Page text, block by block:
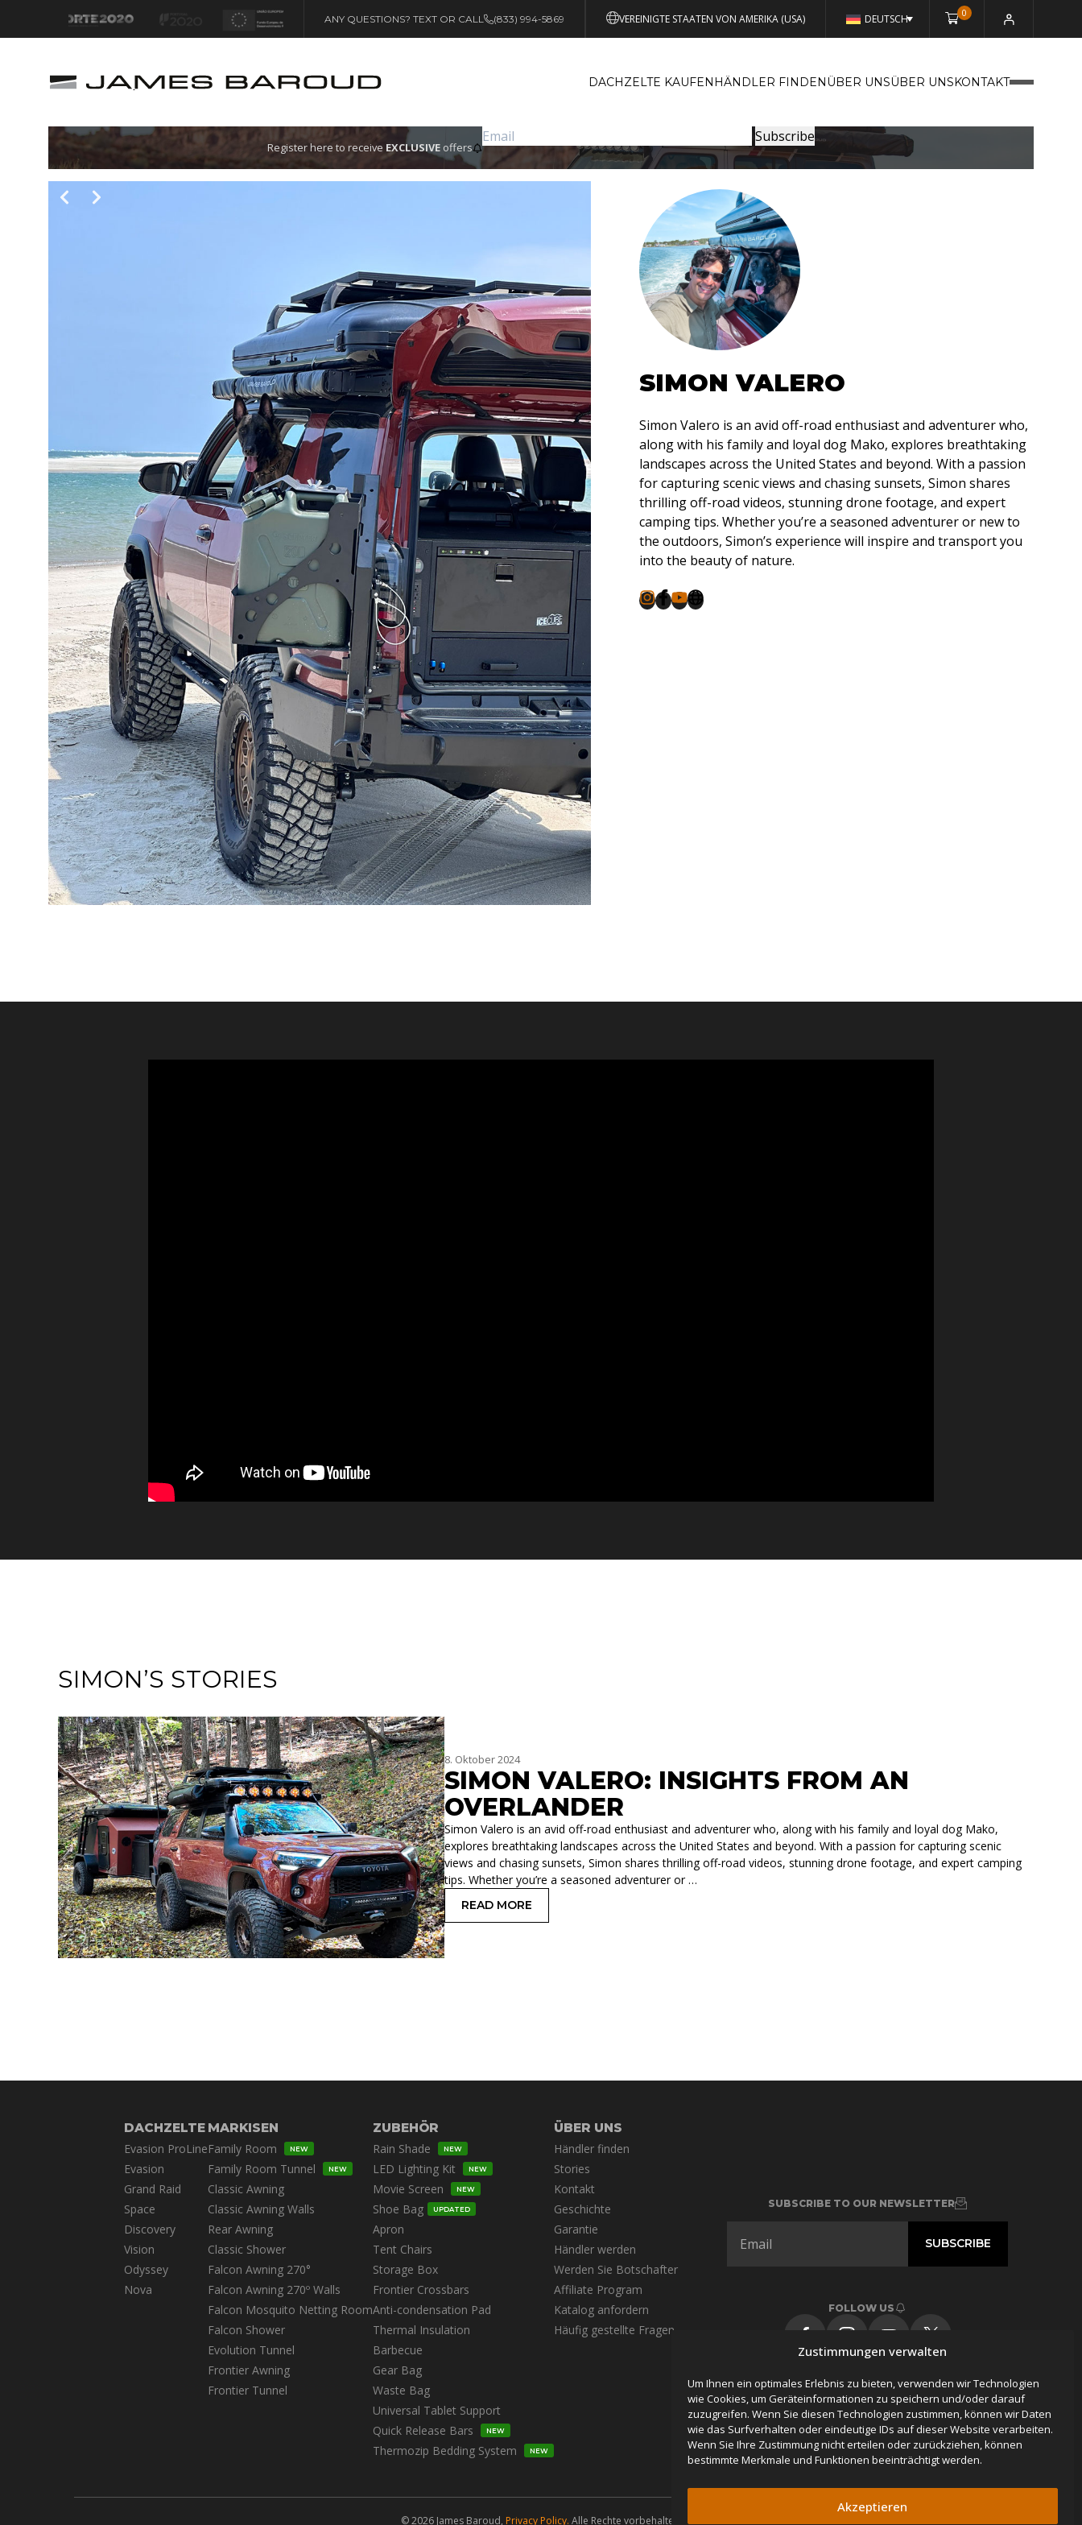
Zustimmungen verwalten
Um Ihnen ein optimales Erlebnis zu bieten, verwenden wir Technologien
wie Cookies, um Geräteinformationen zu speichern und/oder darauf
zuzugreifen. Wenn Sie diesen Technologien zustimmen, können wir Daten
wie das Surfverhalten oder eindeutige IDs auf dieser Website verarbeiten.
Wenn Sie Ihre Zustimmung nicht erteilen oder zurückziehen, können
bestimmte Merkmale und Funktionen beeinträchtigt werden.
Akzeptieren
VEREINIGTE STAATEN VON AMERIKA (USA)
ANY QUESTIONS? TEXT OR CALL (833) 994-5869 DEUTSCH 0
Let's go! DACHZELTE KAUFENHÄNDLER FINDENÜBER UNSÜBER UNSKONTAKT
Register here to receive EXCLUSIVE offers
SIMON VALERO
Simon Valero is an avid off-road enthusiast and adventurer who,
along with his family and loyal dog Mako, explores breathtaking
landscapes across the United States and beyond. With a passion
for capturing scenic views and chasing sunsets, Simon shares
thrilling off-road videos, stunning drone footage, and expert
camping tips. Whether you’re a seasoned adventurer or new to
the outdoors, Simon’s experience will inspire and transport you
into the beauty of nature.
SIMON’S STORIES
8. Oktober 2024
SIMON VALERO: INSIGHTS FROM AN
OVERLANDER
Simon Valero is an avid off-road enthusiast and adventurer who, along with his family and loyal dog Mako,
explores breathtaking landscapes across the United States and beyond. With a passion for capturing scenic
views and chasing sunsets, Simon shares thrilling off-road videos, stunning drone footage, and expert camping
tips. Whether you’re a seasoned adventurer or …
READ MORE: SIMON VALERO: INSIGHTS FROM AN OVERLANDER
DACHZELTE
Evasion ProLine
Evasion
Grand Raid
Space
Discovery
Vision
Odyssey
Nova
MARKISEN
Family Room
NEW
Family Room Tunnel NEW
Classic Awning
Classic Awning Walls
Rear Awning
Classic Shower
Falcon Awning 270°
Falcon Awning 270º Walls
Falcon Mosquito Netting Room
Falcon Shower
Evolution Tunnel
Frontier Awning
Frontier Tunnel
ZUBEHÖR
Rain Shade
NEW
LED Lighting Kit NEW
Movie Screen NEW
Shoe Bag UPDATED
Apron
Tent Chairs
Storage Box
Frontier Crossbars
Anti-condensation Pad
Thermal Insulation
Barbecue
Gear Bag
Waste Bag
Universal Tablet Support
Quick Release Bars
NEW
Thermozip Bedding System NEW
ÜBER UNS
Händler finden
Stories
Kontakt
Geschichte
Garantie
Händler werden
Werden Sie Botschafter
Affiliate Program
Katalog anfordern
Häufig gestellte Fragen
SUBSCRIBE TO OUR NEWSLETTER
FOLLOW US
© 2026 James Baroud, Privacy Policy. Alle Rechte vorbehalten.